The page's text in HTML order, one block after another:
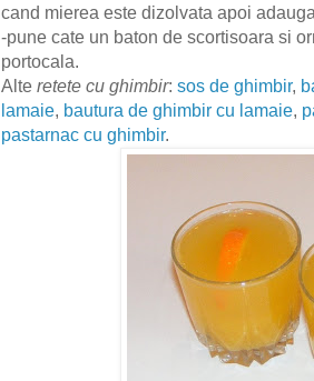
cand mierea este dizolvata apoi
-pune cate un baton de scortisoara si
portocala.
Alte retete cu ghimbir: sos de ghimbir,
lamaie, bautura de ghimbir cu lamaie,
pastarnac cu ghimbir.